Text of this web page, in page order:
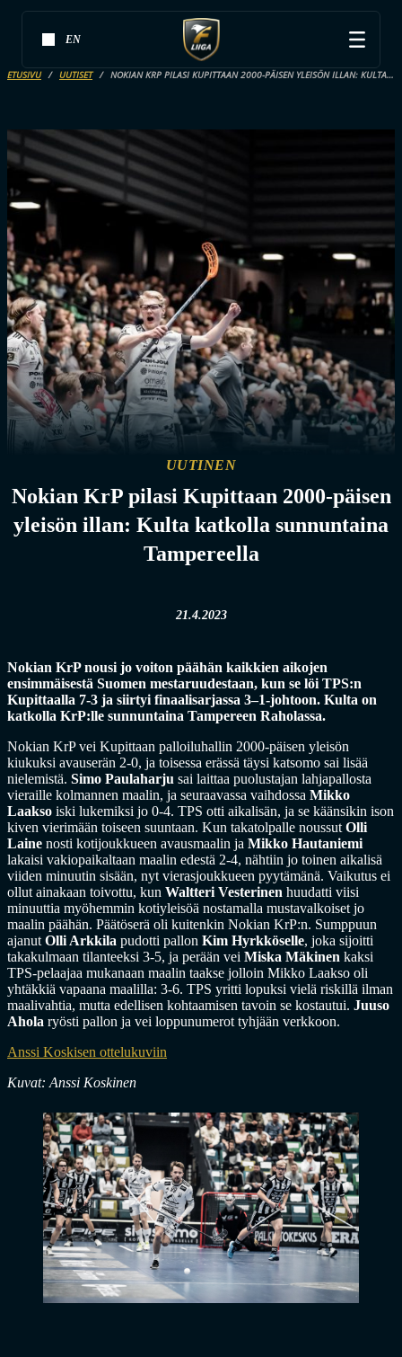
EN
ETUSIVU UUTISET NOKIAN KRP PILASI KUPITTAAN 2000-PÄISEN YLEISÖN ILLAN: KULTA KATKOLLA SUNNUNTAINA TAMPEREELLA
UUTINEN
Nokian KrP pilasi Kupittaan 2000-päisen
yleisön illan: Kulta katkolla sunnuntaina
Tampereella
21.4.2023
Nokian KrP nousi jo voiton päähän kaikkien aikojen
ensimmäisestä Suomen mestaruudestaan, kun se löi TPS:n
Kupittaalla 7-3 ja siirtyi finaalisarjassa 3–1-johtoon. Kulta on
katkolla KrP:lle sunnuntaina Tampereen Raholassa.
Nokian KrP vei Kupittaan palloiluhallin 2000-päisen yleisön
kiukuksi avauserän 2-0, ja toisessa erässä täysi katsomo sai lisää
nielemistä. Simo Paulaharju sai laittaa puolustajan lahjapallosta
vieraille kolmannen maalin, ja seuraavassa vaihdossa Mikko
Laakso iski lukemiksi jo 0-4. TPS otti aikalisän, ja se käänsikin ison
kiven vierimään toiseen suuntaan. Kun takatolpalle noussut Olli
Laine nosti kotijoukkueen avausmaalin ja Mikko Hautaniemi
lakaisi vakiopaikaltaan maalin edestä 2-4, nähtiin jo toinen aikalisä
viiden minuutin sisään, nyt vierasjoukkueen pyytämänä. Vaikutus ei
ollut ainakaan toivottu, kun Waltteri Vesterinen huudatti viisi
minuuttia myöhemmin kotiyleisöä nostamalla mustavalkoiset jo
maalin päähän. Päätöserä oli kuitenkin Nokian KrP:n. Sumppuun
ajanut Olli Arkkila pudotti pallon Kim Hyrkköselle, joka sijoitti
takakulmaan tilanteeksi 3-5, ja perään vei Miska Mäkinen kaksi
TPS-pelaajaa mukanaan maalin taakse jolloin Mikko Laakso oli
yhtäkkiä vapaana maalilla: 3-6. TPS yritti lopuksi vielä riskillä ilman
maalivahtia, mutta edellisen kohtaamisen tavoin se kostautui. Juuso
Ahola ryösti pallon ja vei loppunumerot tyhjään verkkoon.
Anssi Koskisen ottelukuviin
Kuvat: Anssi Koskinen